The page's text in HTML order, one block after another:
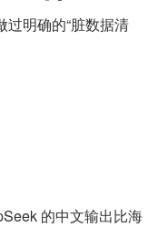
明确的“脏数据清
的中文输出比海